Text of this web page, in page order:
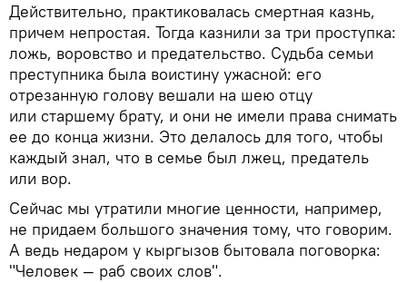
Действительно, практиковалась смертная казнь,
причем непростая. Тогда казнили за три проступка:
ложь, воровство и предательство. Судьба семьи
преступника была воистину ужасной: его
отрезанную голову вешали на шею отцу
или старшему брату, и они не имели права снимать
ее до конца жизни. Это делалось для того, чтобы
каждый знал, что в семье был лжец, предатель
или вор.
Сейчас мы утратили многие ценности, например,
не придаем большого значения тому, что говорим.
А ведь недаром у кыргызов бытовала поговорка:
"Человек — раб своих слов".